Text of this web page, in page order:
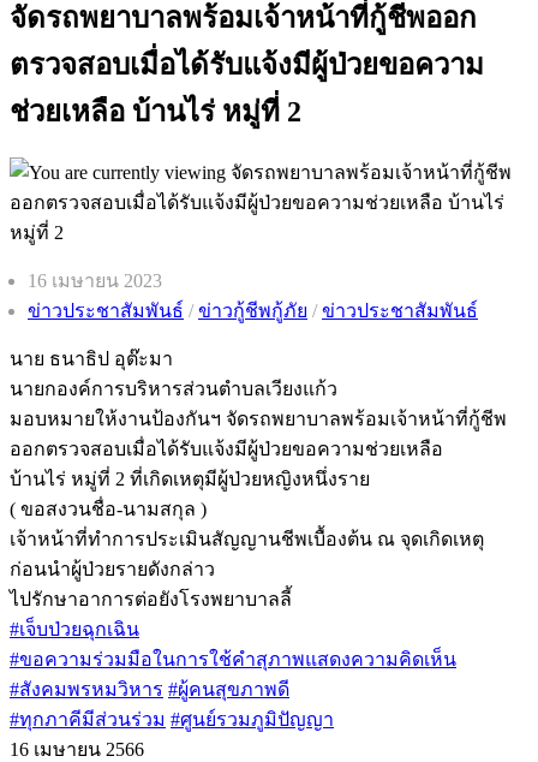
จัดรถพยาบาลพร้อมเจ้าหน้าที่กู้ชีพออก
ตรวจสอบเมื่อได้รับแจ้งมีผู้ป่วยขอความ
ช่วยเหลือ บ้านไร่ หมู่ที่ 2
Post
published:
16 เมษายน 2023
Post
category:
ข่าวประชาสัมพันธ์ / ข่าวกู้ชีพกู้ภัย / ข่าวประชาสัมพันธ์
นาย ธนาธิป อุต๊ะมา
นายกองค์การบริหารส่วนตำบลเวียงแก้ว
มอบหมายให้งานป้องกันฯ จัดรถพยาบาลพร้อมเจ้าหน้าที่กู้ชีพ
ออกตรวจสอบเมื่อได้รับแจ้งมีผู้ป่วยขอความช่วยเหลือ
บ้านไร่ หมู่ที่ 2 ที่เกิดเหตุมีผู้ป่วยหญิงหนึ่งราย
( ขอสงวนชื่อ-นามสกุล )
เจ้าหน้าที่ทำการประเมินสัญญานชีพเบื้องต้น ณ จุดเกิดเหตุ
ก่อนนำผู้ป่วยรายดังกล่าว
ไปรักษาอาการต่อยังโรงพยาบาลลี้
#เจ็บป่วยฉุกเฉิน
#ขอความร่วมมือในการใช้คำสุภาพแสดงความคิดเห็น
#สังคมพรหมวิหาร #ผู้คนสุขภาพดี
#ทุกภาคีมีส่วนร่วม #ศูนย์รวมภูมิปัญญา
16 เมษายน 2566